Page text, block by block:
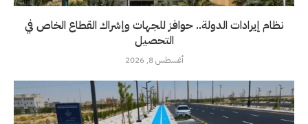
نظام إيرادات الدولة.. حوافز للجهات وإشراك القطاع الخاص في
التحصيل
أغسطس 8, 2026